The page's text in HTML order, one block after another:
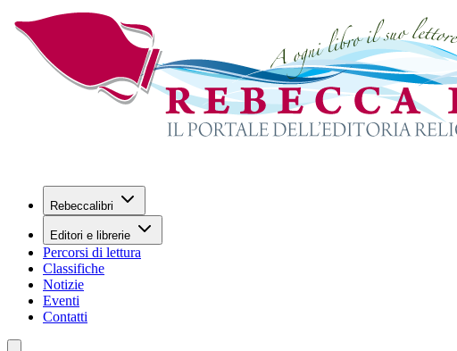
Rebeccalibri
Editori e librerie
Percorsi di lettura
Classifiche
Notizie
Eventi
Contatti